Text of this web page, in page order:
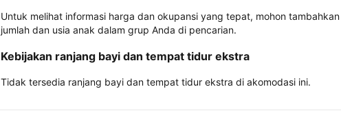
Untuk melihat informasi harga dan okupansi yang tepat, mohon tambahkan
jumlah dan usia anak dalam grup Anda di pencarian.
Kebijakan ranjang bayi dan tempat tidur ekstra
Tidak tersedia ranjang bayi dan tempat tidur ekstra di akomodasi ini.